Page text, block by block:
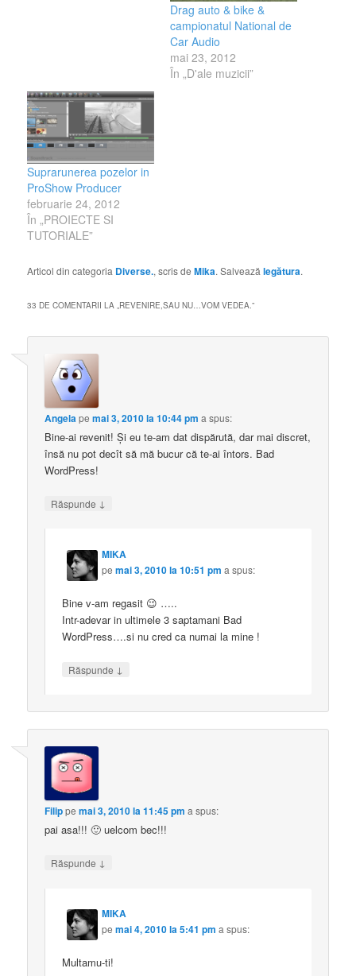
Drag auto & bike &
campionatul National de
Car Audio
mai 23, 2012
În „D'ale muzicii”
Suprarunerea pozelor in
ProShow Producer
februarie 24, 2012
În „PROIECTE SI
TUTORIALE”
Articol din categoria Diverse., scris deMika. Salveazălegătura.
33 DE COMENTARII LA „REVENIRE,SAU NU…VOM VEDEA.”
Angelapemai 3, 2010 la 10:44 pm a spus:
Bine-ai revenit! Şi eu te-am dat dispărută, dar mai discret,
însă nu pot decît să mă bucur că te-ai întors. Bad
WordPress!
Răspunde ↓
MIKA
pemai 3, 2010 la 10:51 pm a spus:
Bine v-am regasit 😉 …..
Intr-adevar in ultimele 3 saptamani Bad
WordPress….si nu cred ca numai la mine !
Răspunde ↓
Filippemai 3, 2010 la 11:45 pm a spus:
pai asa!!! 🙂 uelcom bec!!!
Răspunde ↓
MIKA
pemai 4, 2010 la 5:41 pm a spus:
Multamu-ti!